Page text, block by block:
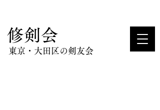
​修剣会
東京・大田区の剣友会